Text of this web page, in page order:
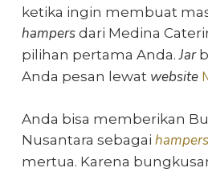
ketika ingin membuat
hampers dari Medina
pilihan pertama Anda.Jar
Anda pesan lewat website
Anda bisa memberikan
Nusantara sebagai hampers
mertua. Karena